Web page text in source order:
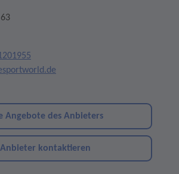
Angebote des Anbieters
Anbieter kontaktieren